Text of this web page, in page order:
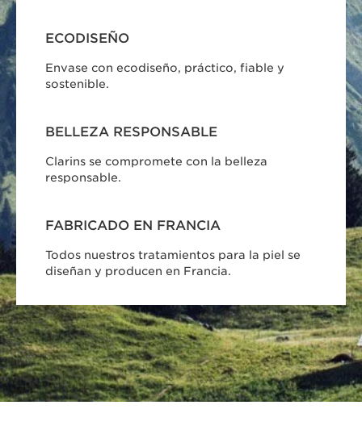
ECODISEÑO
Envase con ecodiseño, práctico, fiable y
sostenible.
BELLEZA RESPONSABLE
Clarins se compromete con la belleza
responsable.
FABRICADO EN FRANCIA
Todos nuestros tratamientos para la piel se
diseñan y producen en Francia.